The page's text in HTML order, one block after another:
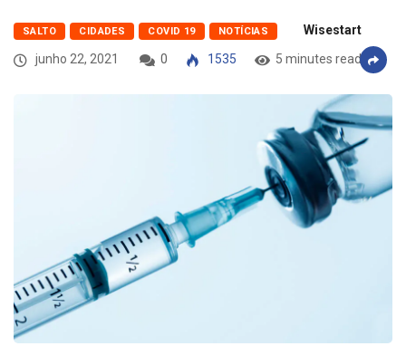
SALTO CIDADES COVID 19 NOTÍCIAS
Wisestart
junho 22, 2021
0 1535 5 minutes read